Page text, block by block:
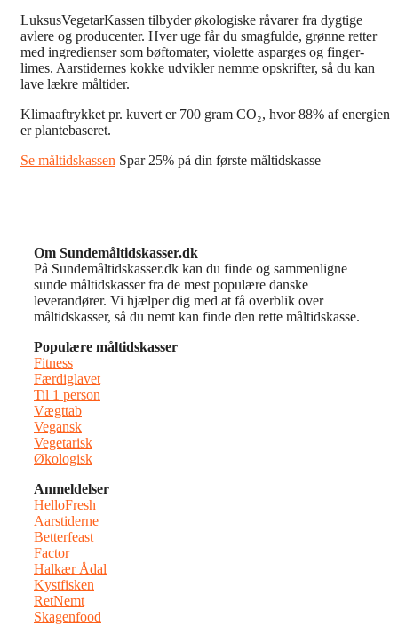
LuksusVegetarKassen tilbyder økologiske råvarer fra dygtige
avlere og producenter. Hver uge får du smagfulde, grønne retter
med ingredienser som bøftomater, violette asparges og finger-
limes. Aarstidernes kokke udvikler nemme opskrifter, så du kan
lave lækre måltider.
Klimaaftrykket pr. kuvert er 700 gram CO₂, hvor 88% af energien
er plantebaseret.
Se måltidskassen Spar 25% på din første måltidskasse
Om Sundemåltidskasser.dk
På Sundemåltidskasser.dk kan du finde og sammenligne
sunde måltidskasser fra de mest populære danske
leverandører. Vi hjælper dig med at få overblik over
måltidskasser, så du nemt kan finde den rette måltidskasse.
Populære måltidskasser
Fitness
Færdiglavet
Til 1 person
Vægttab
Vegansk
Vegetarisk
Økologisk
Anmeldelser
HelloFresh
Aarstiderne
Betterfeast
Factor
Halkær Ådal
Kystfisken
RetNemt
Skagenfood